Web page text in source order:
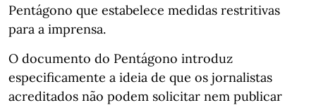
Pentágono que estabelece medidas restritivas
para a imprensa.
O documento do Pentágono introduz
especificamente a ideia de que os jornalistas
acreditados não podem solicitar nem publicar